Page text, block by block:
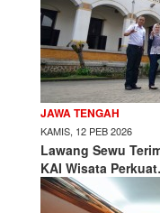
JAWA TENGAH
KAMIS, 12 PEB 2026
Lawang Sewu
KAI Wisata